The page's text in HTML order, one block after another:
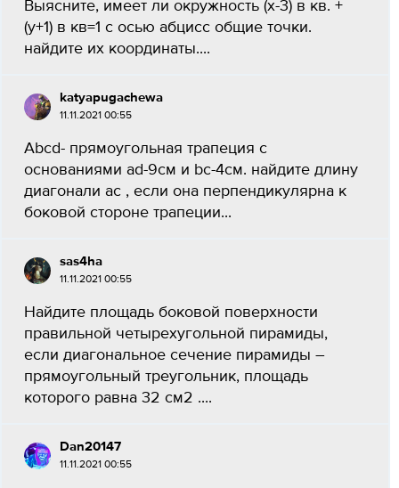
Выясните, имеет ли окружность (х-3) в кв. +
(у+1) в кв=1 с осью абцисс общие точки.
найдите их координаты....
katyapugachewa
11.11.2021 00:55
Abcd- прямоугольная трапеция с
основаниями ad-9см и bc-4см. найдите длину
диагонали ac , если она перпендикулярна к
боковой стороне трапеции...
sas4ha
11.11.2021 00:55
Найдите площадь боковой поверхности
правильной четырехугольной пирамиды,
если диагональное сечение пирамиды –
прямоугольный треугольник, площадь
которого равна 32 см2 ....
Dan20147
11.11.2021 00:55